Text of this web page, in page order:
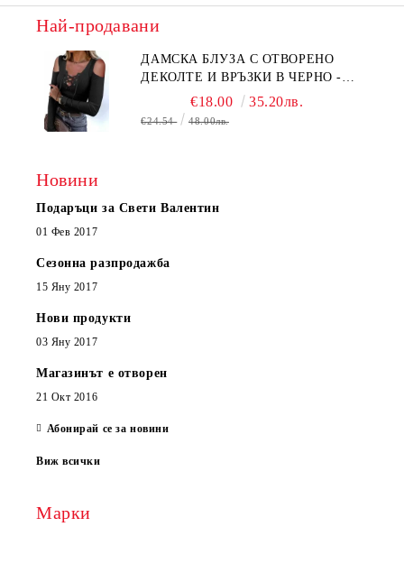
Най-продавани
ДАМСКА БЛУЗА С ОТВОРЕНО
ДЕКОЛТЕ И ВРЪЗКИ В ЧЕРНО -
КОД 6315€18.00 35.20лв.
€24.54 48.00лв.
Новини
Подаръци за Свети Валентин
01 Фев 2017
Сезонна разпродажба
15 Яну 2017
Нови продукти
03 Яну 2017
Магазинът е отворен
21 Окт 2016
Абонирай се за новини
Виж всички
Марки